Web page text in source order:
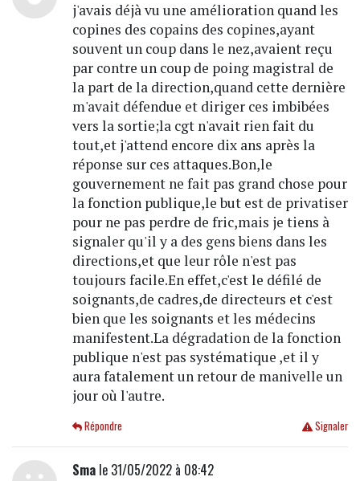
j'avais déjà vu une amélioration quand les
copines des copains des copines,ayant
souvent un coup dans le nez,avaient reçu
par contre un coup de poing magistral de
la part de la direction,quand cette dernière
m'avait défendue et diriger ces imbibées
vers la sortie;la cgt n'avait rien fait du
tout,et j'attend encore dix ans après la
réponse sur ces attaques.Bon,le
gouvernement ne fait pas grand chose pour
la fonction publique,le but est de privatiser
pour ne pas perdre de fric,mais je tiens à
signaler qu'il y a des gens biens dans les
directions,et que leur rôle n'est pas
toujours facile.En effet,c'est le défilé de
soignants,de cadres,de directeurs et c'est
bien que les soignants et les médecins
manifestent.La dégradation de la fonction
publique n'est pas systématique ,et il y
aura fatalement un retour de manivelle un
jour où l'autre.
Signaler
Répondre
Smale 31/05/2022 à 08:42